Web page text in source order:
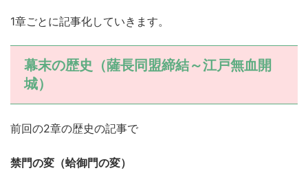
1章ごとに記事化していきます。
幕末の歴史（薩長同盟締結～江戸無血開
城）
前回の2章の歴史の記事で
禁門の変（蛤御門の変）